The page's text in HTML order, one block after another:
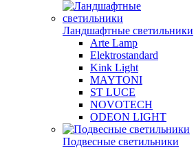
Ландшафтные светильники
Arte Lamp
Elektrostandard
Kink Light
MAYTONI
ST LUCE
NOVOTECH
ODEON LIGHT
Подвесные светильники